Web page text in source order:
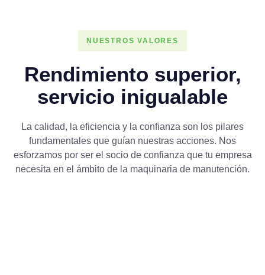
NUESTROS VALORES
Rendimiento superior,
servicio inigualable
La calidad, la eficiencia y la confianza son los pilares
fundamentales que guían nuestras acciones. Nos
esforzamos por ser el socio de confianza que tu empresa
necesita en el ámbito de la maquinaria de manutención.